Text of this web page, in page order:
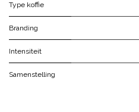
Type koffie
Branding
Intensiteit
Samenstelling